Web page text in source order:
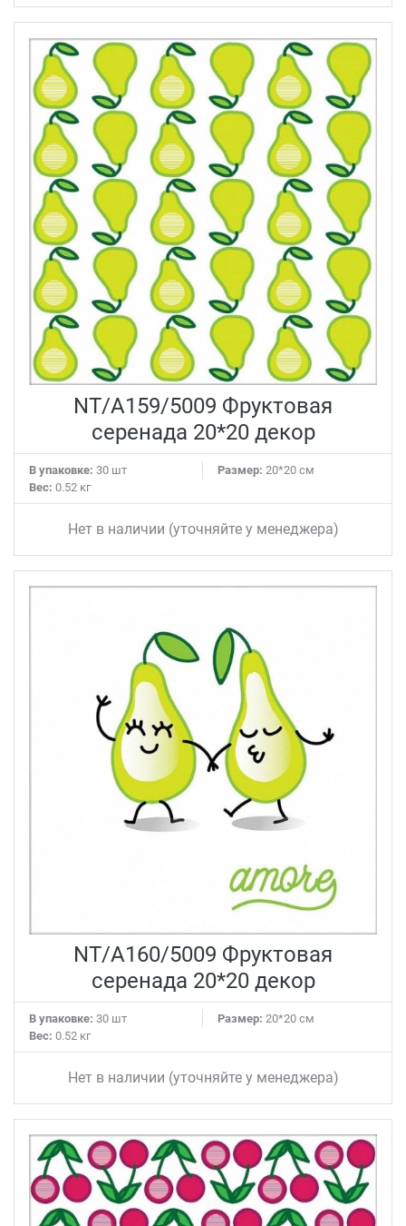
NT/A159/5009 Фруктовая
серенада 20*20 декор
В упаковке: 30 шт Размер: 20*20 см
Вес: 0.52 кг
Нет в наличии (уточняйте у менеджера)
NT/A160/5009 Фруктовая
серенада 20*20 декор
В упаковке: 30 шт Размер: 20*20 см
Вес: 0.52 кг
Нет в наличии (уточняйте у менеджера)